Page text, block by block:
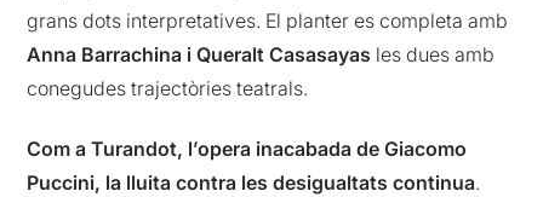
grans dots interpretatives. El planter es completa amb
Anna Barrachina i Queralt Casasayas les dues amb
conegudes trajectòries teatrals.
Com a Turandot, l’opera inacabada de Giacomo
Puccini, la lluita contra les desigualtats continua.